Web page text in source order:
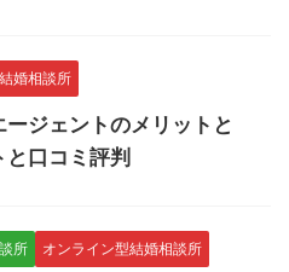
婚相談所
ージェントのメリットと
と口コミ評判
所 オンライン型結婚相談所